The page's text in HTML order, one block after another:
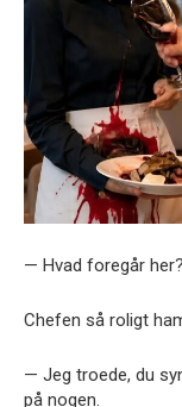
— Hvad foregår
Chefen så roligt
— Jeg troede, du
på nogen.